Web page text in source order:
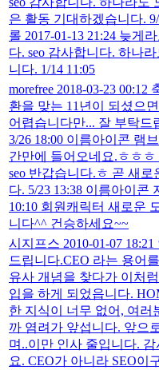
은 활동 기대하겠습니다.
롤 2017-01-13 21:24 늦게
다. seo 감사합니다. 하나
니다. 1/14 11:05
morefree 2018-03-23 00:12
환을 맞는 11년이 되셨으
어렵습니다만... 잘 부탁드
3/26 18:00 이름아이콘 램
간만에 들어오네요.ㅎㅎㅎ
seo 반갑습니다.ㅎ 곧 새로
다. 5/23 13:38 이름아이콘
10:10 회원캐릭터 새로운
니다^^ 건승하세요~~
시지프스 2010-01-07
드립니다.CEO 라는 용어
유사 개념을 찾다가 이처
입을 하게 되었읍니다.
한 지식이 너무 없어, 여러
까 염려가 앞섭니다. 앞으
며..이만 인사 줄입니다. 감
요. CEO가 아니라 SEO이